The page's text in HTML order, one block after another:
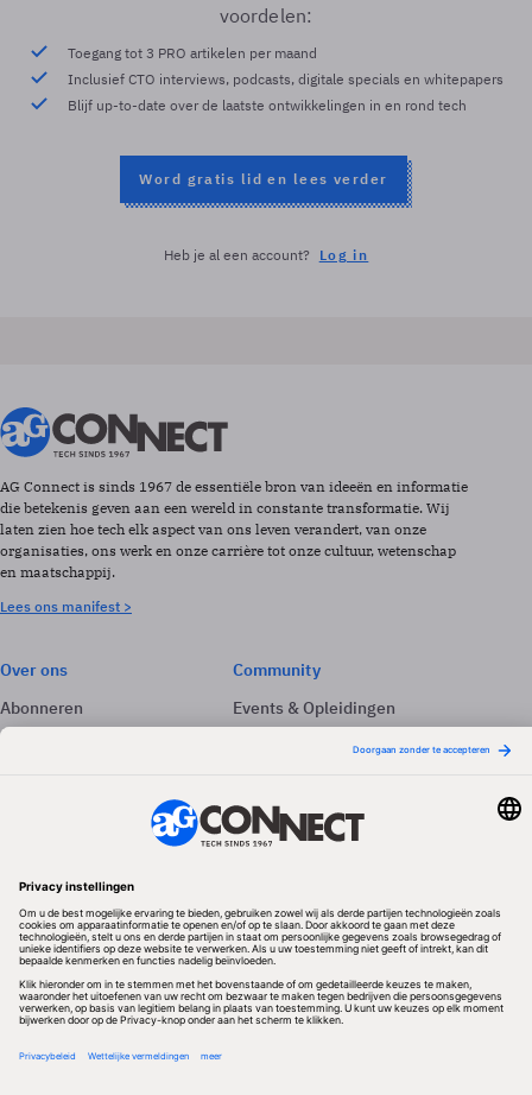
voordelen:
Toegang tot 3 PRO artikelen per maand
Inclusief CTO interviews, podcasts, digitale specials en whitepapers
Blijf up-to-date over de laatste ontwikkelingen in en rond tech
Word gratis lid en lees verder
Heb je al een account? Log in
AG Connect is sinds 1967 de essentiële bron van ideeën en informatie
die betekenis geven aan een wereld in constante transformatie. Wij
laten zien hoe tech elk aspect van ons leven verandert, van onze
organisaties, ons werk en onze carrière tot onze cultuur, wetenschap
en maatschappij.
Lees ons manifest >
Over ons
Abonneren
Adverteren
Community
Events & Opleidingen
Nieuwsbrieven
Volg ons
Redactionele partner